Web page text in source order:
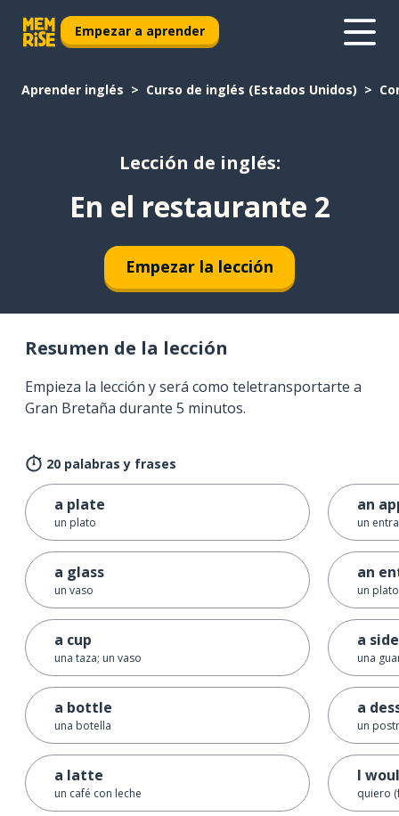
Empezar a aprender
Aprender inglés Curso de inglés (Estados Unidos)
Lección de inglés:
En el restaurante 2
Empezar la lección
Resumen de la lección
Empieza la lección y será como teletransportarte a
Gran Bretaña durante 5 minutos.
20 palabras y frases
a plate
un plato
a glass
un vaso
a cup
una taza; un vaso
a bottle
una botella
a latte
un café con leche
an
un
an
un
a
una
a
un
I
quiero